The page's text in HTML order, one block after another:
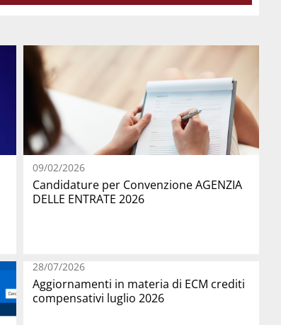
09/02/2026
Candidature per Convenzione AGENZIA
DELLE ENTRATE 2026
28/07/2026
Aggiornamenti in materia di ECM crediti
compensativi luglio 2026